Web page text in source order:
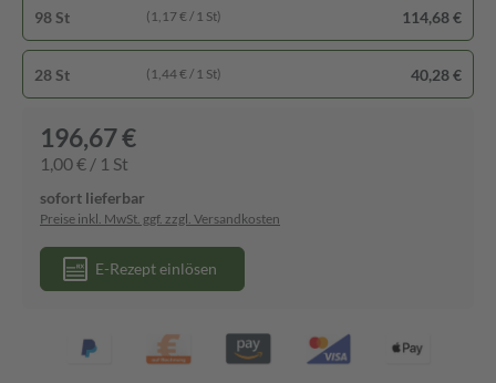
98 St (1,17 € / 1 St) 114,68 €
28 St (1,44 € / 1 St) 40,28 €
196,67 €
1,00 € / 1 St
sofort lieferbar
Preise inkl. MwSt. ggf. zzgl. Versandkosten
E-Rezept einlösen